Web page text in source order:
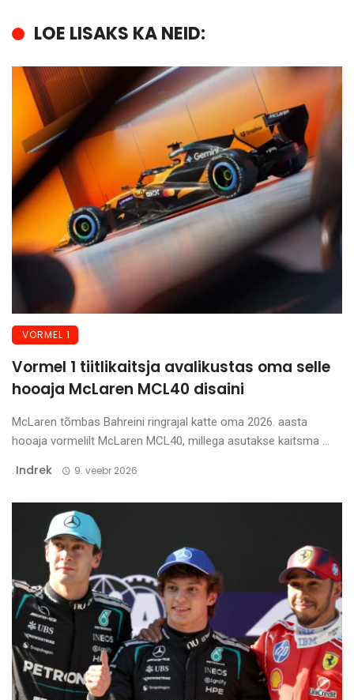
LOE LISAKS KA NEID:
VORMEL 1
Vormel 1 tiitlikaitsja avalikustas oma selle
hooaja McLaren MCL40 disaini
McLaren tõmbas Bahreini ringrajal katte oma 2026. aasta
hooaja vormelilt McLaren MCL40, millega asutakse kaitsma ...
. Indrek 9. veebr 2026